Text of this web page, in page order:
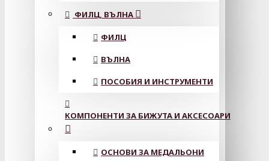
ФИЛЦ, ВЪЛНА
ФИЛЦ
ВЪЛНА
ПОСОБИЯ И ИНСТРУМЕНТИ
КОМПОНЕНТИ ЗА БИЖУТА И АКСЕСОАРИ
ОСНОВИ ЗА МЕДАЛЬОНИ